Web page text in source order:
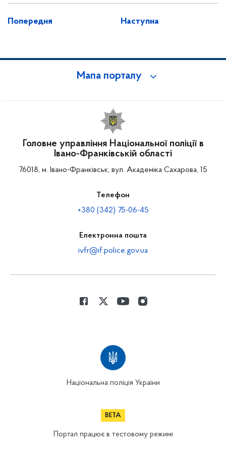
Попередня Наступна
Мапа порталу
Головне управління Національної поліції в
Івано-Франківській області
76018, м. Івано-Франківськ, вул. Академіка Сахарова, 15
Телефон
+380 (342) 75-06-45
Електронна пошта
ivfr@if.police.gov.ua
Національна поліція України
Портал працює в тестовому режимі